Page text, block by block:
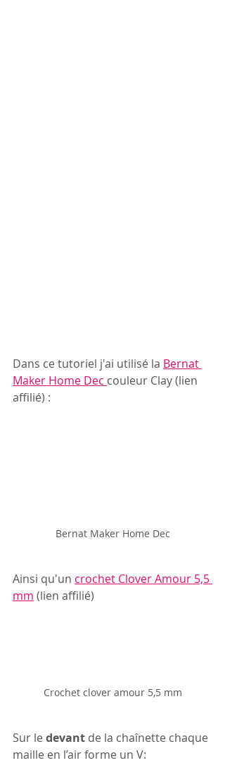
Dans ce tutoriel j'ai utilisé la Bernat
Maker Home Dec couleur Clay (lien
affilié) :
Bernat Maker Home Dec
Ainsi qu'un crochet Clover Amour 5,5
mm (lien affilié)
Crochet clover amour 5,5 mm
Sur le devant de la chaînette chaque
maille en l’air forme un V: